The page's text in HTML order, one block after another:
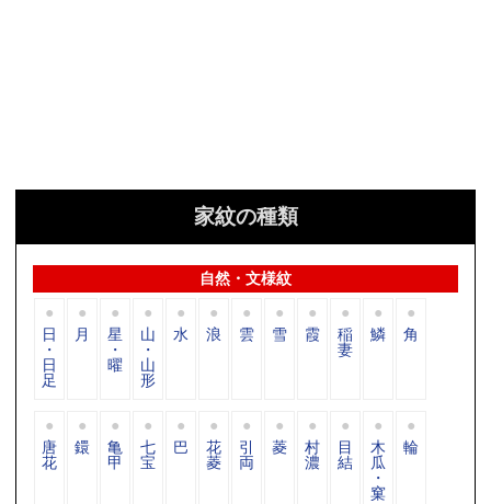
家紋の種類
自然・文様紋
日
・
日
足
月 星
・
曜
山
・
山
形
水 浪 雲 雪 霞 稲
妻
鱗 角
唐
花
鐶 亀
甲
七
宝
巴 花
菱
引
両
菱 村
濃
目
結
木
瓜
・
窠
輪